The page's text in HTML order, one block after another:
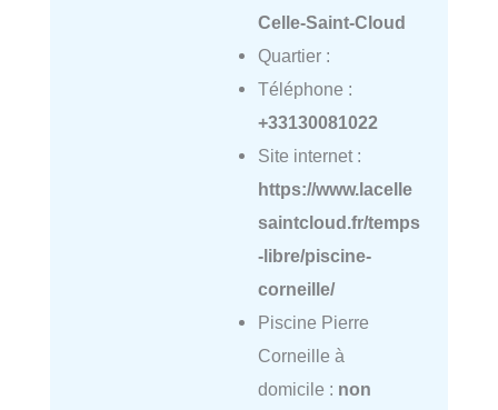
Celle-Saint-Cloud
Quartier :
Téléphone :
+33130081022
Site internet :
https://www.lacelle
saintcloud.fr/temps
-libre/piscine-
corneille/
Piscine Pierre
Corneille à
domicile : non